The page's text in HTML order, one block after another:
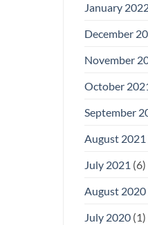
January
December
November
October
September
August 2021
July 2021 (6)
August 2020
July 2020(1)